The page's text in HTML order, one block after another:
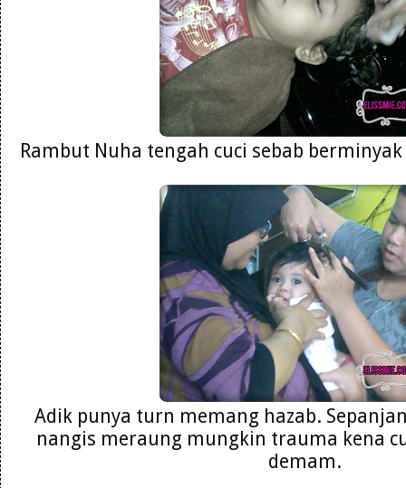
Rambut Nuha tengah cuci sebab
Adik punya turn memang hazab.
nangis meraung mungkin trauma kena
demam.